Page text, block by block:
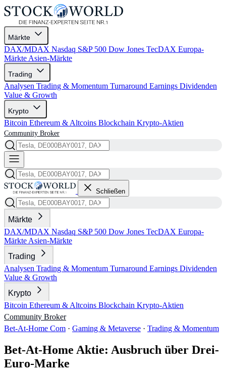
Märkte
DAX/MDAX Nasdaq S&P 500 Dow Jones TecDAX Europa-
Märkte Asien-Märkte
Trading
Analysen Trading & Momentum Turnaround Earnings Dividenden
Value & Growth
Krypto
Bitcoin Ethereum & Altcoins Blockchain Krypto-Aktien
Community Broker
Schließen
Märkte
DAX/MDAX Nasdaq S&P 500 Dow Jones TecDAX Europa-
Märkte Asien-Märkte
Trading
Analysen Trading & Momentum Turnaround Earnings Dividenden
Value & Growth
Krypto
Bitcoin Ethereum & Altcoins Blockchain Krypto-Aktien
Community Broker
Bet-At-Home Com · Gaming & Metaverse · Trading & Momentum
Bet-At-Home Aktie: Ausbruch über Drei-
Euro-Marke